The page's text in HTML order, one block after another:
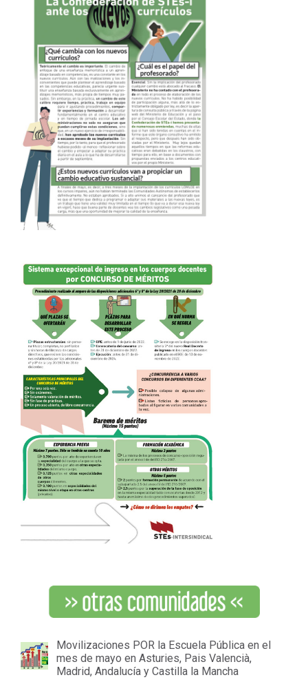
Movilizaciones POR la Escuela Pública en el
mes de mayo en Asturies, Pais Valencià,
Madrid, Andalucía y Castilla la Mancha